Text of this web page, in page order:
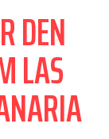
DEN
LAS